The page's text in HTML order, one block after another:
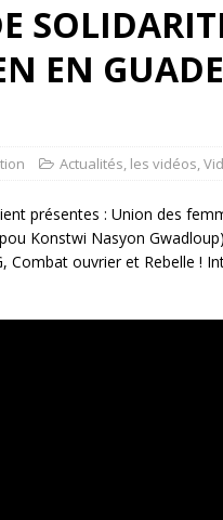
EN
Actualités, les vidéos,
présentes : Union des
Konstwi Nasyon
Combat ouvrier et Rebelle !